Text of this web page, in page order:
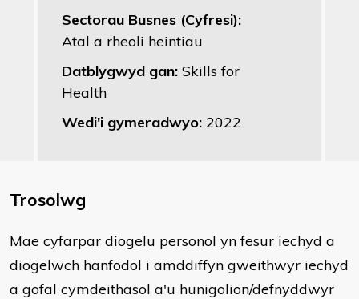
Sectorau Busnes (Cyfresi):
Atal a rheoli heintiau
Datblygwyd gan: Skills for
Health
Wedi'i gymeradwyo: 2022
Trosolwg
Mae cyfarpar diogelu personol yn fesur iechyd a
diogelwch hanfodol i amddiffyn gweithwyr iechyd
a gofal cymdeithasol a'u hunigolion/defnyddwyr